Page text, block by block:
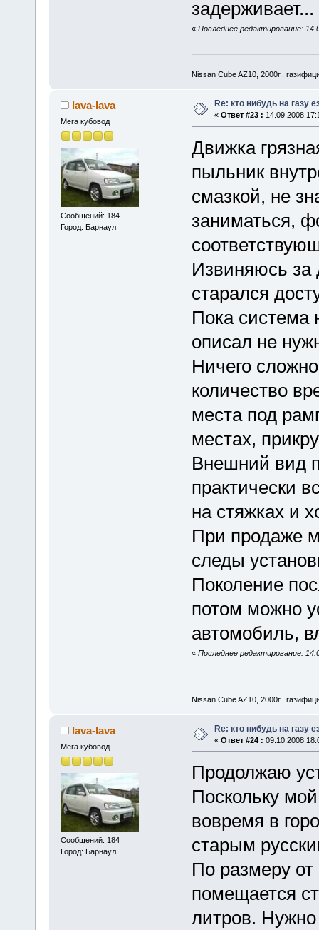
задерживает...
« Последнее редактирование:
Nissan Cube AZ10, 2000г.,
lava-lava
Мега кубовод
Сообщений: 184
Город: Барнаул
Re: кто нибудь на газу
« Ответ #23 : 14.09.2008
Движка
пыльник
смазкой, не
заниматься,
Извиняюсь
старался
Пока система
описал не
Ничего
количество
места под
местах,
Внешний вид
практически
на стяжках и
При продаже
следы
Поколение
потом можно
автомобиль,
« Последнее редактирование:
Nissan Cube AZ10, 2000г.,
lava-lava
Мега кубовод
Сообщений: 184
Город: Барнаул
Re: кто нибудь на газу
« Ответ #24 : 09.10.2008
Продолжаю
Поскольку
вовремя в
старым
По размеру от
помещается
литров.